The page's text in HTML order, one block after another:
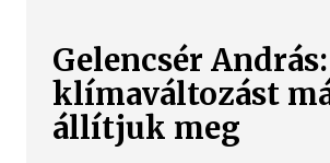
Gelencsér
klímaváltozást
állítjuk meg